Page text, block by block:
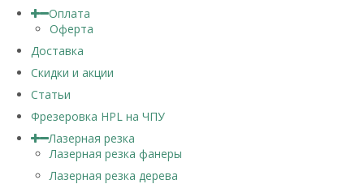
Оплата
Оферта
Доставка
Скидки и акции
Статьи
Фрезеровка HPL на ЧПУ
Лазерная резка
Лазерная резка фанеры
Лазерная резка дерева